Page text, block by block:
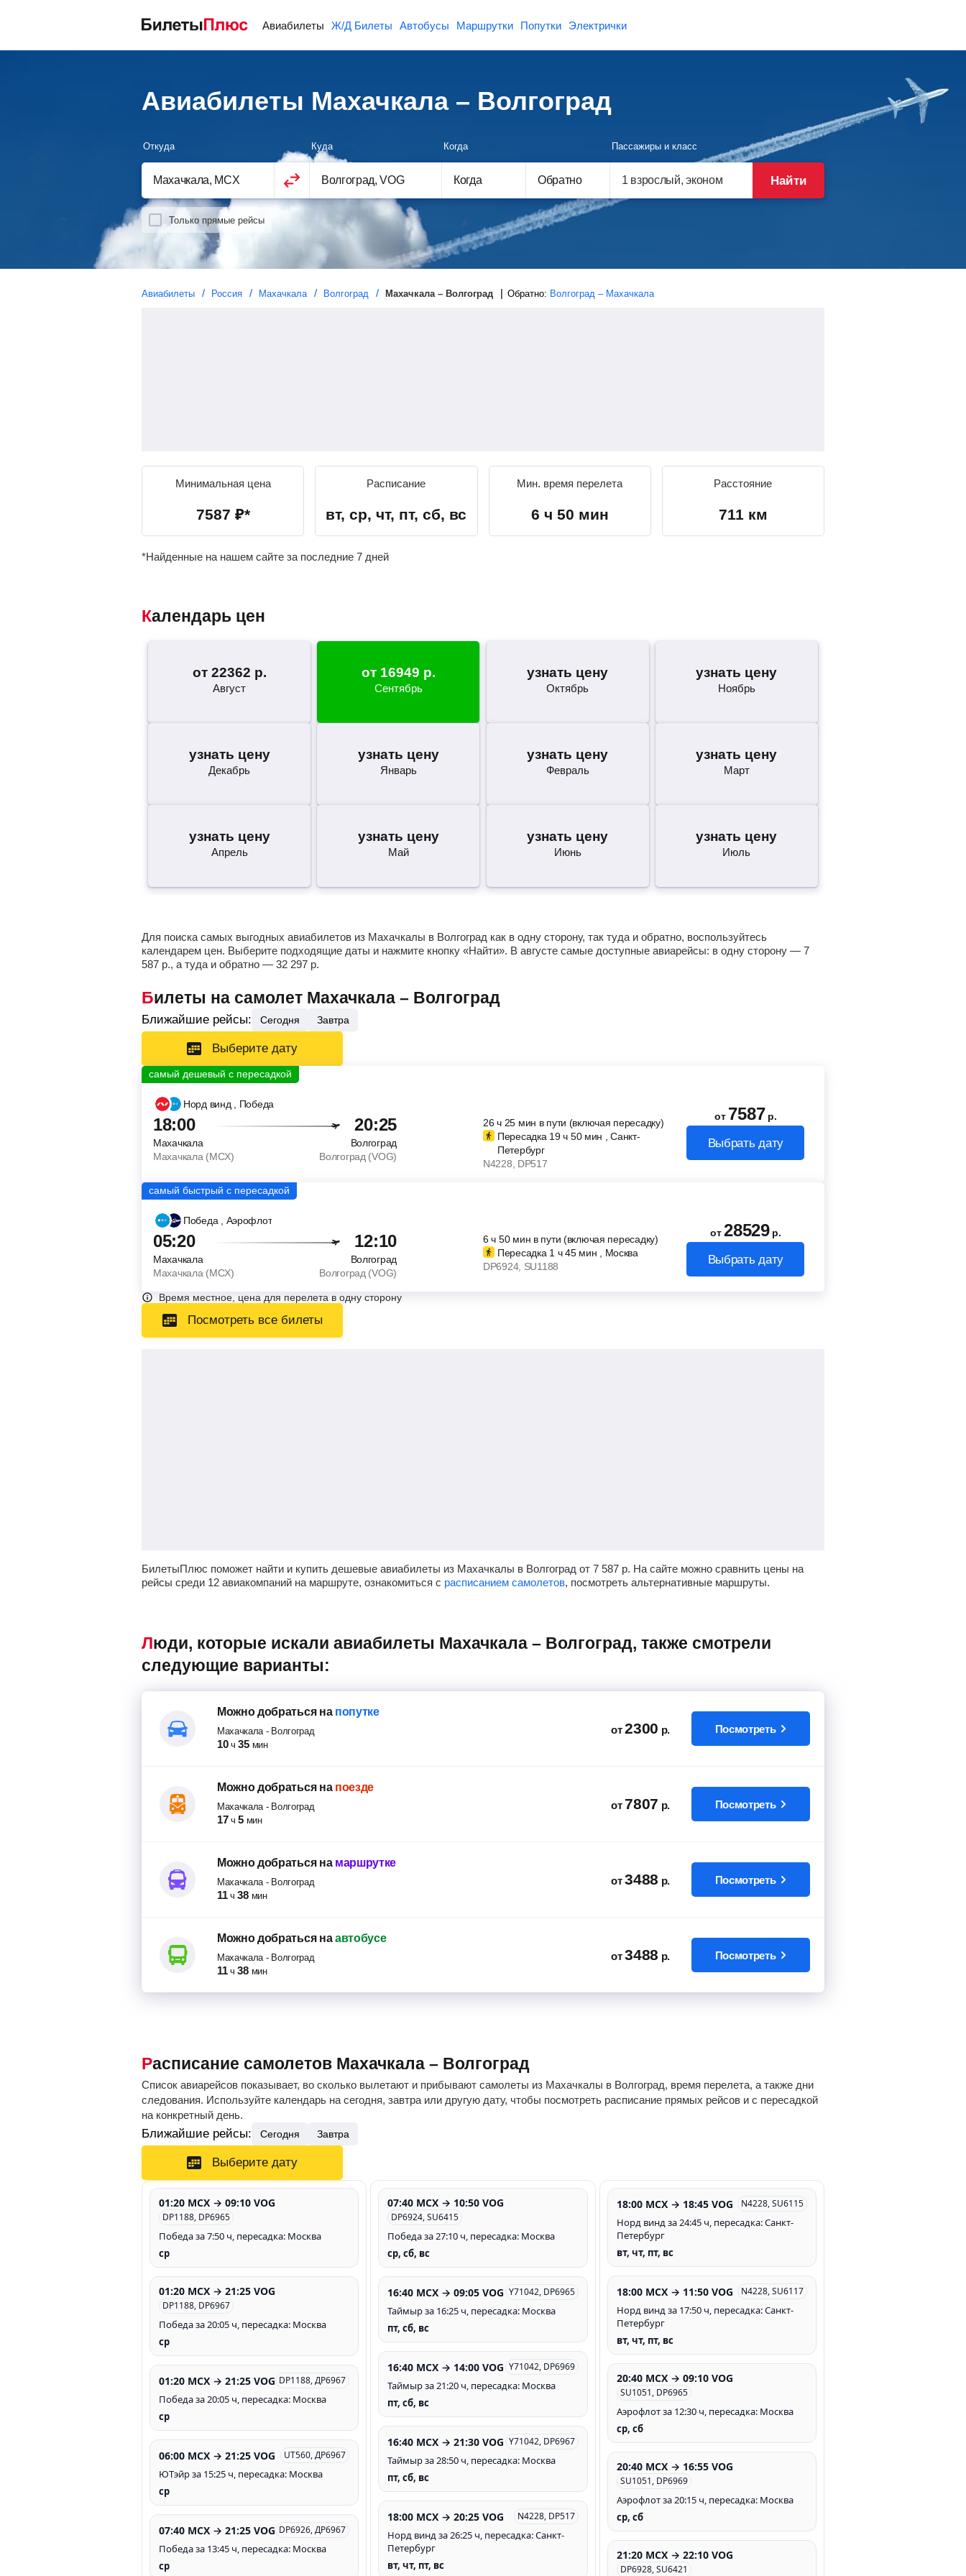
Авиабилеты Ж/Д Билеты Автобусы Маршрутки Попутки Электрички
Авиабилеты Махачкала – Волгоград
Откуда Куда
Когда
Когда
Обратно
Пассажиры и класс
Только прямые рейсы
Найти
Авиабилеты Россия Махачкала Волгоград Махачкала – Волгоград Обратно: Волгоград – Махачкала
Минимальная цена
7587 ₽*
Расписание
вт, ср, чт, пт, сб, вс
Мин. время перелета
6 ч 50 мин
Расстояние
711 км
*Найденные на нашем сайте за последние 7 дней
Календарь цен
от 22362 р.
Август
от 16949 р.
Сентябрь
узнать цену
Октябрь
узнать цену
Ноябрь
узнать цену
Декабрь
узнать цену
Январь
узнать цену
Февраль
узнать цену
Март
узнать цену
Апрель
узнать цену
Май
узнать цену
Июнь
узнать цену
Июль
Для поиска самых выгодных авиабилетов из Махачкалы в Волгоград как в одну сторону, так туда и обратно, воспользуйтесь
календарем цен. Выберите подходящие даты и нажмите кнопку «Найти». В августе самые доступные авиарейсы: в одну сторону — 7
587 р., а туда и обратно — 32 297 р.
Билеты на самолет Махачкала – Волгоград
Ближайшие рейсы: Сегодня Завтра
Выберите дату
Норд винд , Победа
18:00 20:25
Махачкала
Волгоград
Махачкала (MCX)
Волгоград (VOG)
26ч25 мин в пути (включая пересадку)
Пересадка 19ч 50 мин , Санкт-
Петербург
N4228 , DP517
от 7587 р.
Выбрать дату
Победа , Аэрофлот
05:20 12:10
Махачкала
Волгоград
Махачкала (MCX)
Волгоград (VOG)
6ч 50 мин в пути (включая пересадку)
Пересадка 1 ч45 мин , Москва
DP6924, SU1188
от28529 р.
Выбрать дату
Время местное, цена для перелета в одну сторону
Посмотреть все билеты
БилетыПлюс поможет найти и купить дешевые авиабилеты из Махачкалы в Волгоград от 7 587 р. На сайте можно сравнить цены на
рейсы среди 12 авиакомпаний на маршруте, ознакомиться с расписанием самолетов, посмотреть альтернативные маршруты.
Люди, которые искали авиабилеты Махачкала – Волгоград, также смотрели
следующие варианты:
Можно добратьсяна попутке
Махачкала- Волгоград
10 ч 35 мин
от 2300 р. Посмотреть
Можно добратьсяна поезде
Махачкала- Волгоград
17 ч 5 мин
от 7807 р. Посмотреть
Можно добратьсяна маршрутке
Махачкала- Волгоград
11 ч 38 мин
от 3488 р. Посмотреть
Можно добратьсяна автобусе
Махачкала- Волгоград
11 ч 38 мин
от 3488 р. Посмотреть
Расписание самолетов Махачкала – Волгоград
Список авиарейсов показывает, во сколько вылетают и прибывают самолеты из Махачкалы в Волгоград, время перелета, а также дни
следования. Используйте календарь на сегодня, завтра или другую дату, чтобы посмотреть расписание прямых рейсов и с пересадкой
на конкретный день.
Ближайшие рейсы: Сегодня Завтра
Выберите дату
01:20 MCX → 09:10 VOG
DP1188, DP6965
Победа за 7:50 ч, пересадка: Москва
ср
01:20 MCX → 21:25 VOG
DP1188, DP6967
Победа за 20:05 ч, пересадка: Москва
ср
01:20 MCX → 21:25 VOG DP1188, ДР6967
Победа за 20:05 ч, пересадка: Москва
ср
06:00 MCX → 21:25 VOG UT560, ДР6967
ЮТэйр за 15:25 ч, пересадка: Москва
ср
07:40 MCX → 21:25 VOG DP6926, ДР6967
Победа за 13:45 ч, пересадка: Москва
ср
07:40 MCX → 10:50 VOG
DP6924, SU6415
Победа за 27:10 ч, пересадка: Москва
ср, сб, вс
16:40 MCX → 09:05 VOG Y71042, DP6965
Таймыр за 16:25 ч, пересадка: Москва
пт, сб, вс
16:40 MCX → 14:00 VOG Y71042, DP6969
Таймыр за 21:20 ч, пересадка: Москва
пт, сб, вс
16:40 MCX → 21:30 VOG Y71042, DP6967
Таймыр за 28:50 ч, пересадка: Москва
пт, сб, вс
18:00 MCX → 20:25 VOG N4228, DP517
Норд винд за 26:25 ч, пересадка: Санкт-
Петербург
вт, чт, пт, вс
18:00 MCX → 18:45 VOG N4228, SU6115
Норд винд за 24:45 ч, пересадка: Санкт-
Петербург
вт, чт, пт, вс
18:00 MCX → 11:50 VOG N4228, SU6117
Норд винд за 17:50 ч, пересадка: Санкт-
Петербург
вт, чт, пт, вс
20:40 MCX → 09:10 VOG
SU1051, DP6965
Аэрофлот за 12:30 ч, пересадка: Москва
ср, сб
20:40 MCX → 16:55 VOG
SU1051, DP6969
Аэрофлот за 20:15 ч, пересадка: Москва
ср, сб
21:20 MCX → 22:10 VOG
DP6928, SU6421